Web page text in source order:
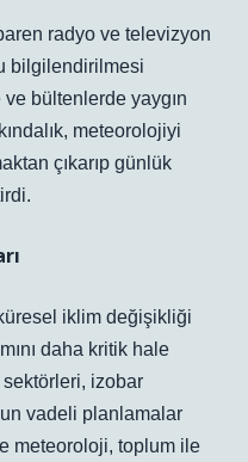
radyo ve televizyon
bilgilendirilmesi
bültenlerde yaygın
meteorolojiyi
çıkarıp günlük
iklim değişikliği
daha kritik hale
sektörleri, izobar
vadeli planlamalar
meteoroloji, toplum ile